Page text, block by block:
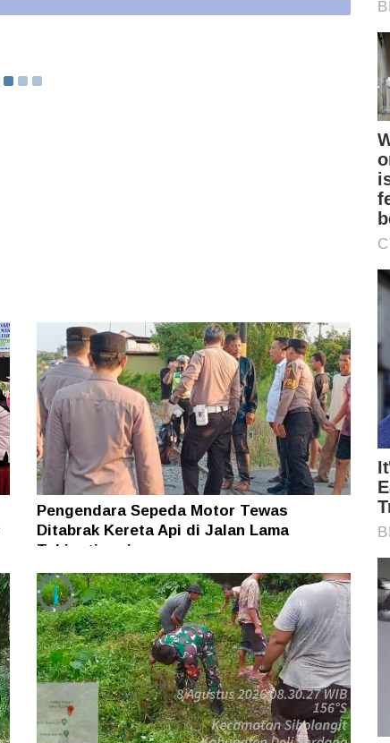
Pengendara Sepeda Motor Tewas
Ditabrak Kereta Api di Jalan Lama
Tebingtinggi